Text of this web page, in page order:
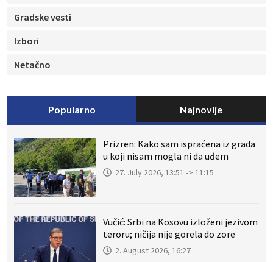
Gradske vesti
Izbori
Netačno
Popularno Najnovije
Prizren: Kako sam ispraćena iz grada
u koji nisam mogla ni da uđem
27. July 2026, 13:51 -> 11:15
Vučić: Srbi na Kosovu izloženi jezivom
teroru; ničija nije gorela do zore
2. August 2026, 16:27